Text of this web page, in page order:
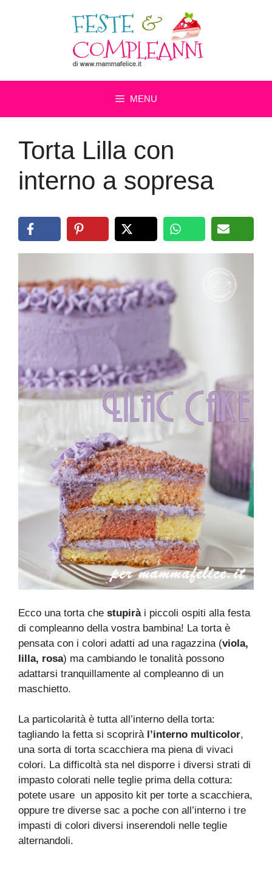
MENU
Torta Lilla con
interno a sopresa
Ecco una torta che stupirài piccoli ospiti alla festa
di compleanno della vostra bambina! La torta è
pensata con i colori adatti ad una ragazzina (viola,
lilla, rosa) ma cambiando le tonalità possono
adattarsi tranquillamente al compleanno di un
maschietto.
La particolarità è tutta all’interno della torta:
tagliando la fetta si scoprirà l’interno multicolor,
una sorta di torta scacchiera ma piena di vivaci
colori. La difficoltà sta nel disporre i diversi strati di
impasto colorati nelle teglie prima della cottura:
potete usare un apposito kit per torte a scacchiera,
oppure tre diverse sac a poche con all’interno i tre
impasti di colori diversi inserendoli nelle teglie
alternandoli.